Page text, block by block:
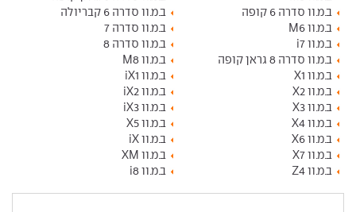
ב.מ.וו סדרה 6 קופה
ב.מ.וו סדרה 6 קבריולה
ב.מ.וו M6
ב.מ.וו סדרה 7
ב.מ.וו i7
ב.מ.וו סדרה 8
ב.מ.וו סדרה 8 גראן קופה
ב.מ.וו M8
ב.מ.וו X1
ב.מ.וו iX1
ב.מ.וו X2
ב.מ.וו iX2
ב.מ.וו X3
ב.מ.וו iX3
ב.מ.וו X4
ב.מ.וו X5
ב.מ.וו X6
ב.מ.וו iX
ב.מ.וו X7
ב.מ.וו XM
ב.מ.וו Z4
ב.מ.וו i8